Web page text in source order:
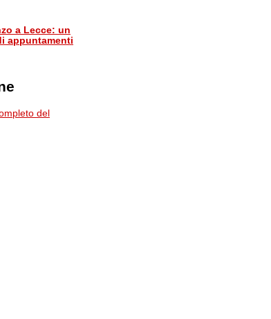
a Lecce: un
appuntamenti
del